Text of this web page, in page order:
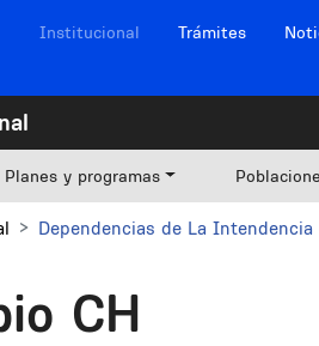
Navegación sitios
Institucional Trámites
Planes y programas
Dependencias de La
CH